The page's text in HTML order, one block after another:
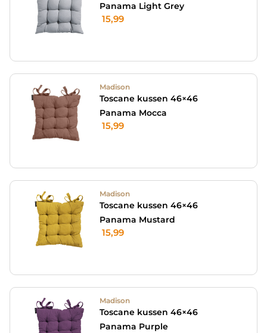
Panama Light Grey
15,99
Madison
Toscane kussen 46×46
Panama Mocca
15,99
Madison
Toscane kussen 46×46
Panama Mustard
15,99
Madison
Toscane kussen 46×46
Panama Purple